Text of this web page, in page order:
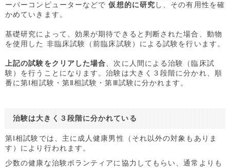
ーパーコンピューターなどで仮想的に研究 し、その有用性を確
かめていきます。
基礎研究によって、効果が期待できると判断された場合、動物
を使用した 非臨床試験 （前臨床試験）による試験を行います。
上記の試験をクリアした場合 、次に人間による治験（臨床試
験）を行うことになります。治験は大きく３段階に分かれ、順
番に第Ⅰ相試験・第Ⅱ相試験・第Ⅲ試験に分かれます。
治験は大きく３段階に分かれている
第Ⅰ相試験では、主に成人健康男性（それ以外の対象もありま
す）により行われます。
少数の健康な治験ボランティアに協力 してもらい、通常よりも